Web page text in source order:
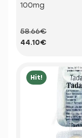
100mg
58.66€
44.10€
Hit!